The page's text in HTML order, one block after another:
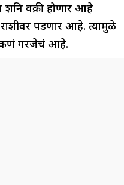
वक्री होणार आहे
पडणार आहे. त्यामुळे
गरजेचं आहे.